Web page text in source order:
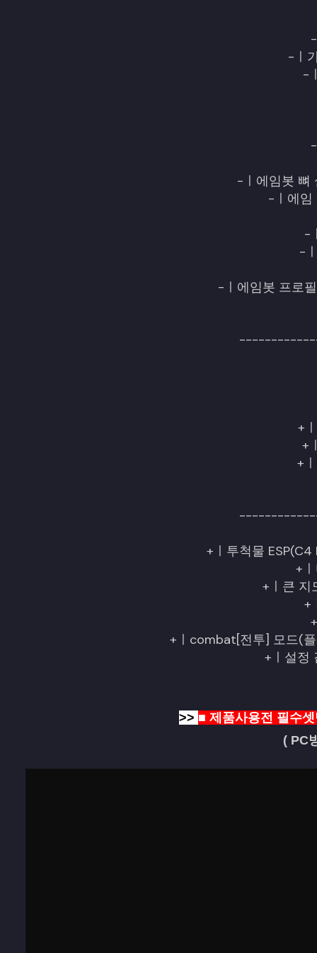
-ㅣ
-
-ㅣ에임봇 뼈
-ㅣ에임
-
-
-ㅣ에임봇 프로
+
+
+
+ㅣ투척물 ESP(C4
+
+ㅣ큰 지
+
+ㅣcombat[전투] 모드(
+ ㅣ설정
>> ■ 제품사용전 필수
( PC